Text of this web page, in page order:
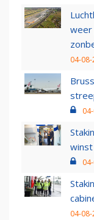
weer
04-
winst
04-